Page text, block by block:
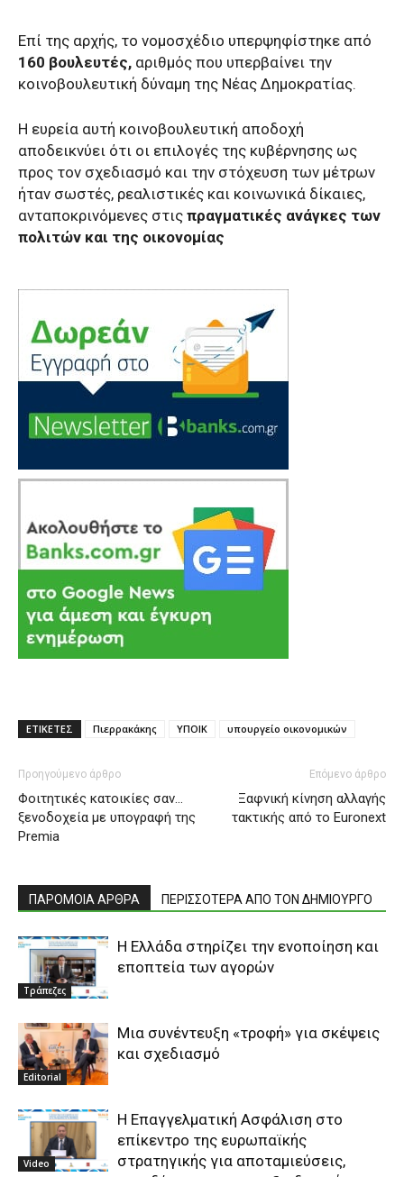
Επί της αρχής, το νομοσχέδιο υπερψηφίστηκε από
160 βουλευτές, αριθμός που υπερβαίνει την
κοινοβουλευτική δύναμη της Νέας Δημοκρατίας.
Η ευρεία αυτή κοινοβουλευτική αποδοχή
αποδεικνύει ότι οι επιλογές της κυβέρνησης ως
προς τον σχεδιασμό και την στόχευση των μέτρων
ήταν σωστές, ρεαλιστικές και κοινωνικά δίκαιες,
ανταποκρινόμενες στις πραγματικές ανάγκες των
πολιτών και της οικονομίας
ΕΤΙΚΕΤΕΣ Πιερρακάκης ΥΠΟΙΚ υπουργείο οικονομικών
Προηγούμενο άρθρο
Φοιτητικές κατοικίες σαν…
ξενοδοχεία με υπογραφή της
Premia
Επόμενο άρθρο
Ξαφνική κίνηση αλλαγής
τακτικής από το Euronext
ΠΑΡΟΜΟΙΑ ΑΡΘΡΑ ΠΕΡΙΣΣΟΤΕΡΑ ΑΠΟ ΤΟΝ ΔΗΜΙΟΥΡΓΟ
Τράπεζες
Η Ελλάδα στηρίζει την ενοποίηση και
εποπτεία των αγορών
Editorial
Μια συνέντευξη «τροφή» για σκέψεις
και σχεδιασμό
Video
Η Επαγγελματική Ασφάλιση στο
επίκεντρο της ευρωπαϊκής
στρατηγικής για αποταμιεύσεις,